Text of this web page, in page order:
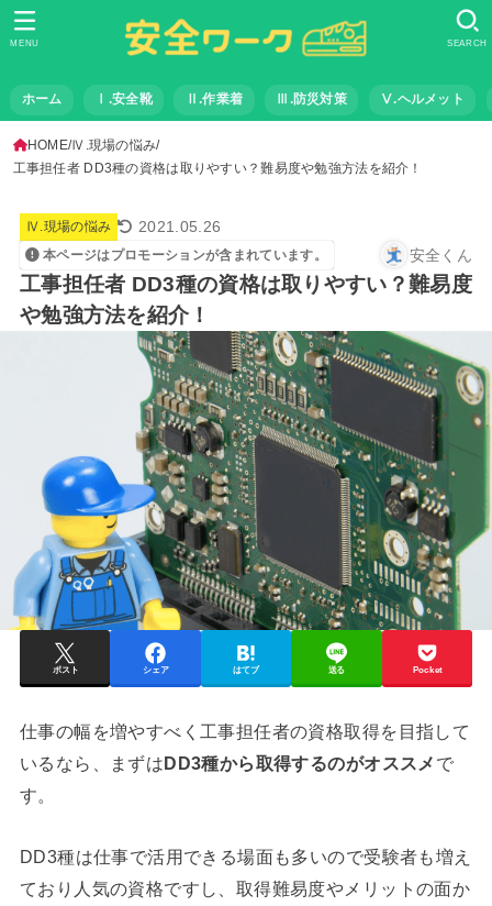
ホーム Ⅰ.安全靴 Ⅱ.作業着 Ⅲ.防災対策 Ⅴ.ヘルメット
SEARCH
MENU
HOME Ⅳ.現場の悩み
工事担任者 DD3種の資格は取りやすい？難易度や勉強方法を紹介！
Ⅳ.現場の悩み 2021.05.26
本ページはプロモーションが含まれています。 安全くん
工事担任者 DD3種の資格は取りやすい？難易度
や勉強方法を紹介！
ポスト シェア はてブ 送る Pocket
仕事の幅を増やすべく工事担任者の資格取得を目指して
いるなら、まずは DD3種から取得するのがオススメ で
す。
DD3種は仕事で活用できる場面も多いので受験者も増え
ており人気の資格ですし、取得難易度やメリットの面か